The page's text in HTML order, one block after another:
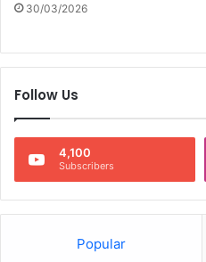
त
श
मी
डि
या
र
ज
30/03/2026
Follow Us
4,100
Subscribers
Popular